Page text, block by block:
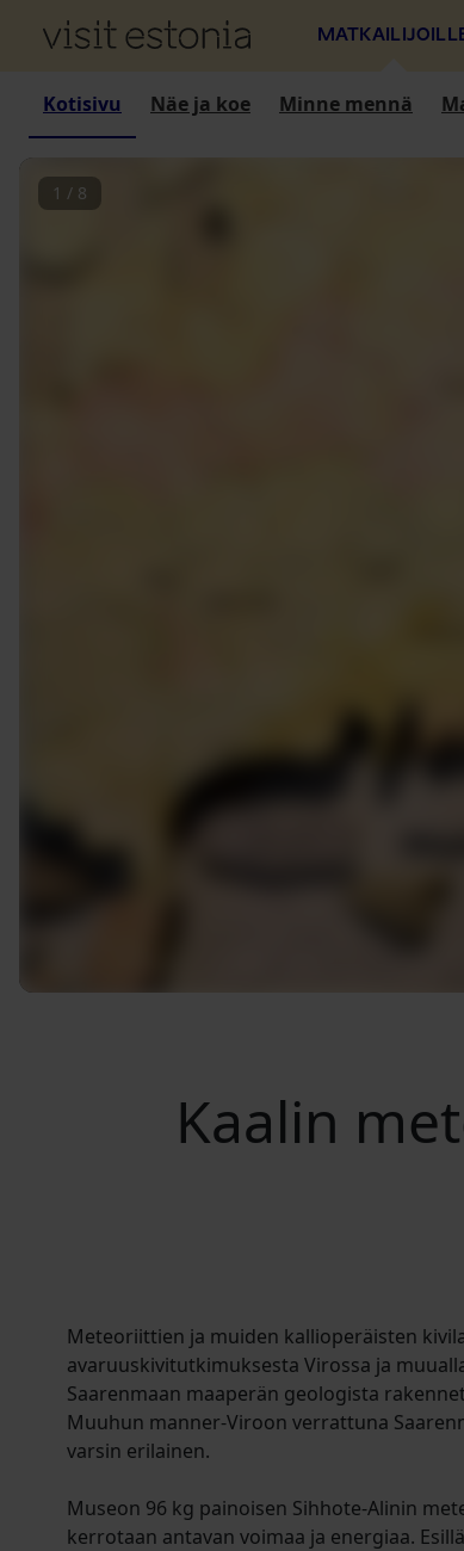
Kotisivu Näe ja koe Minne mennä
1 / 8
Kaalin
Meteoriittien ja muiden kallioperäisten
avaruuskivitutkimuksesta Virossa ja
Saarenmaan maaperän geologista
Muuhun manner-Viroon verrattuna
varsin erilainen.
Museon 96 kg painoisen Sihhote-Alinin
kerrotaan antavan voimaa ja energiaa.